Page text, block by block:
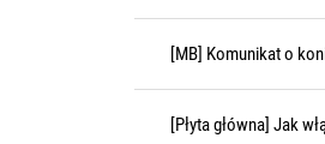
[MB] Komunikat o
[Płyta główna] Jak